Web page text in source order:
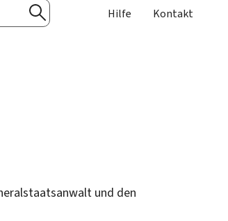
Suchen
Hilfe Kontakt
und den